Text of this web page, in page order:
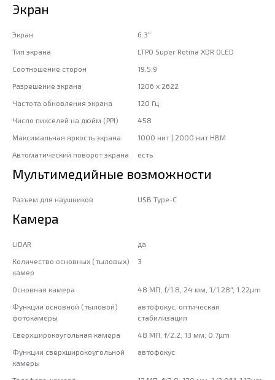
Экран
Экран
6.3"
Тип экрана
LTPO Super Retina XDR OLED
Соотношение сторон
19.5:9
Разрешение экрана
1206 x 2622
Частота обновления экрана
120 Гц
Число пикселей на дюйм (PPI)
458
Максимальная яркость экрана
1000 нит | 2000 нит HBM
Автоматический поворот экрана
есть
Мультимедийные возможности
Разъем для наушников USB Type-C
Камера
LiDAR
да
Количество основных (тыловых)
камер
3
Основная камера
48 МП, f/1.8, 24 мм, 1/1.28", 1.22µm
Функции основной (тыловой)
фотокамеры
автофокус, оптическая
стабилизация
Сверхширокоугольная камера
48 МП, f/2.2, 13 мм, 0.7µm
Функции сверхширокоугольной
камеры
автофокус